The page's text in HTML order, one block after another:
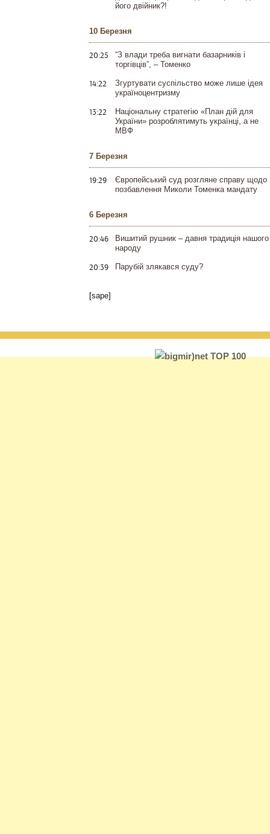
його двійник?!
10 Березня
20:25
“З влади треба вигнати базарників і
торгівців”, – Томенко
14:22
Згуртувати суспільство може лише ідея
україноцентризму
13:22
Національну стратегію «План дій для
України» розроблятимуть українці, а не
МВФ
7 Березня
19:29
Європейський суд розгляне справу щодо
позбавлення Миколи Томенка мандату
6 Березня
20:46
Вишитий рушник – давня традиція нашого
народу
20:39 Парубій злякався суду?
[sape]